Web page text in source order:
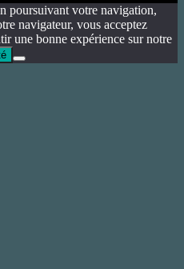
poursuivant votre navigation,
navigateur, vous acceptez
une bonne expérience sur notre